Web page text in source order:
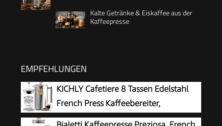
Kalte Getränke & Eiskaffee aus der
Kaffeepresse
EMPFEHLUNGEN
KICHLY Cafetiere 8 Tassen Edelstahl
French Press Kaffeebereiter,
Kaffeepresse mit 3 Stufen